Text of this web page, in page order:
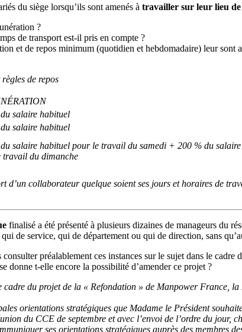
du siège lorsqu’ils sont amenés à travailler sur leur lieu
?
de transport est-il pris en compte ?
et de repos minimum (quotidien et hebdomadaire) leur sont
de repos
salaire habituel
salaire habituel
salaire habituel pour le travail du samedi + 200 % du
travail du dimanche
d’un collaborateur quelque soient ses jours et horaires de
finalisé a été présenté à plusieurs dizaines de manageurs du
de service, qui de département ou qui de direction, sans
préalablement ces instances sur le sujet dans le
donne t-elle encore la possibilité d’amender ce projet ?
du projet de la « Refondation » de Manpower France,
orientations stratégiques que Madame le Président
du CCE de septembre et avec l’envoi de l’ordre du jour,
ses orientations stratégiques auprès des membres